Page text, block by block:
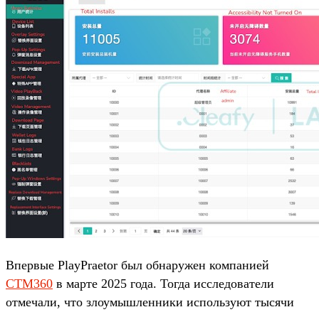
Впервые PlayPraetor был обнаружен компанией
CTM360 в марте 2025 года. Тогда исследователи
отмечали, что злоумышленники используют тысячи